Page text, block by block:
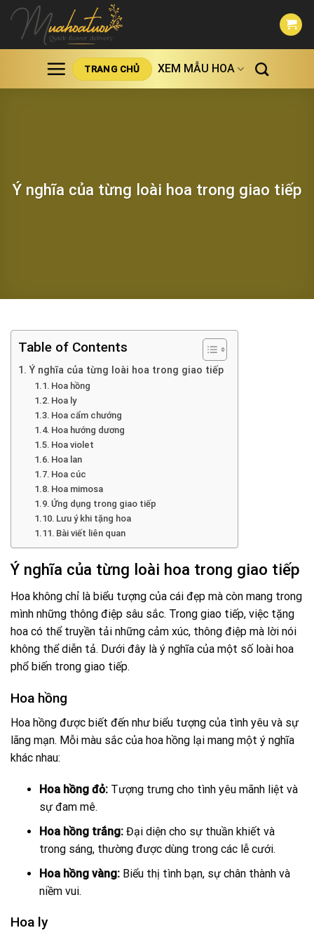
Skip
content
TRANG CHỦ XEM MẪU HOA
Ý nghĩa của từng loài hoa trong giao tiếp
Table of Contents
Ý nghĩa của từng loài hoa trong giao tiếp
Hoa hồng
Hoa ly
Hoa cẩm chướng
Hoa hướng dương
Hoa violet
Hoa lan
Hoa cúc
Hoa mimosa
Ứng dụng trong giao tiếp
Lưu ý khi tặng hoa
Bài viết liên quan
Ý nghĩa của từng loài hoa trong giao tiếp
Hoa không chỉ là biểu tượng của cái đẹp mà còn mang trong
mình những thông điệp sâu sắc. Trong giao tiếp, việc tặng
hoa có thể truyền tải những cảm xúc, thông điệp mà lời nói
không thể diễn tả. Dưới đây là ý nghĩa của một số loài hoa
phổ biến trong giao tiếp.
Hoa hồng
Hoa hồng được biết đến như biểu tượng của tình yêu và sự
lãng mạn. Mỗi màu sắc của hoa hồng lại mang một ý nghĩa
khác nhau:
Hoa hồng đỏ:Tượng trưng cho tình yêu mãnh liệt và
sự đam mê.
Hoa hồng trắng:Đại diện cho sự thuần khiết và
trong sáng, thường được dùng trong các lễ cưới.
Hoa hồng vàng:Biểu thị tình bạn, sự chân thành và
niềm vui.
Hoa ly